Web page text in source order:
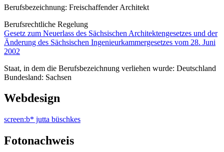
Berufsbezeichnung: Freischaffender Architekt
Berufsrechtliche Regelung
Gesetz zum Neuerlass des Sächsischen Architektengesetzes und der
Änderung des Sächsischen Ingenieurkammergesetzes vom 28. Juni
2002
Staat, in dem die Berufsbezeichnung verliehen wurde: Deutschland
Bundesland: Sachsen
Webdesign
screen:b* jutta büschkes
Fotonachweis